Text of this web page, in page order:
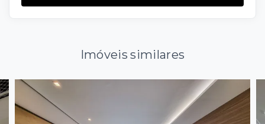
Imóveis similares